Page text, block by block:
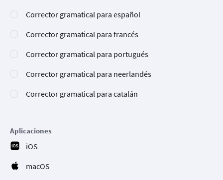
Corrector gramatical para español
Corrector gramatical para francés
Corrector gramatical para portugués
Corrector gramatical para neerlandés
Corrector gramatical para catalán
Aplicaciones
iOS
macOS